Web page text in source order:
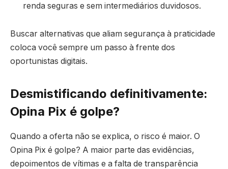
renda seguras e sem intermediários duvidosos.
Buscar alternativas que aliam segurança à praticidade
coloca você sempre um passo à frente dos
oportunistas digitais.
Desmistificando definitivamente:
Opina Pix é golpe?
Quando a oferta não se explica, o risco é maior. O
Opina Pix é golpe? A maior parte das evidências,
depoimentos de vítimas e a falta de transparência